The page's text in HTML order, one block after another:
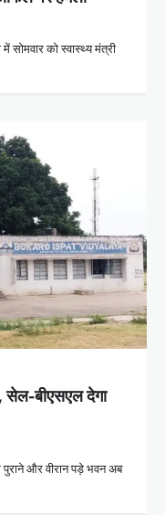
सोमवार को स्वास्थ्य मंत्री
सेल-बीएसएल देगा
पुराने और वीरान पड़े भवन अब